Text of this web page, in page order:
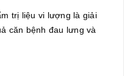
trị liệu vi lượng là giải
căn bệnh đau lưng và